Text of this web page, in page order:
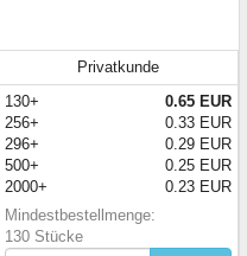
Privatkunde
130+
0.65 EUR
256+
0.33 EUR
296+
0.29 EUR
500+
0.25 EUR
2000+
0.23 EUR
Mindestbestellmenge:
130 Stücke